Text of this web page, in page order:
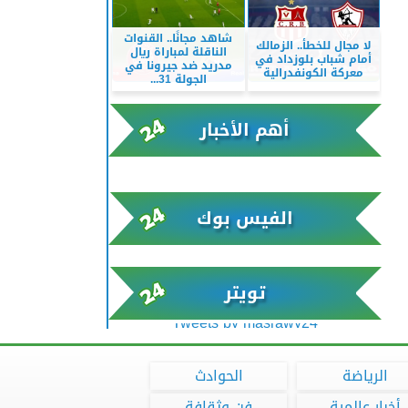
لا مجال للخطأ.. الزمالك
أمام شباب بلوزداد في
معركة الكونفدرالية
شاهد مجانًا.. القنوات
الناقلة لمباراة ريال
مدريد ضد جيرونا في
الجولة 31...
أهم الأخبار
الفيس بوك
تويتر
Tweets by masrawy24
الرياضة
الحوادث